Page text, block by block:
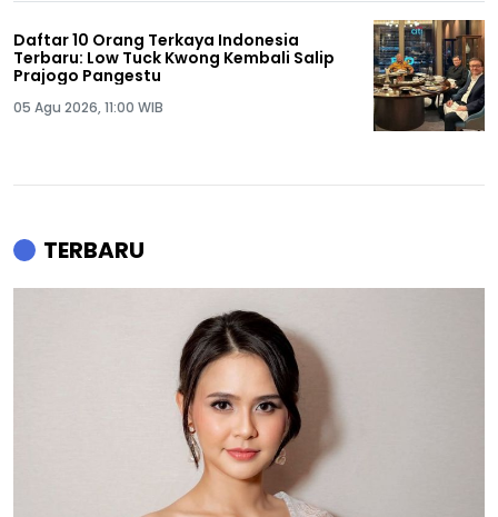
Daftar 10 Orang Terkaya Indonesia
Terbaru: Low Tuck Kwong Kembali Salip
Prajogo Pangestu
05 Agu 2026, 11:00 WIB
TERBARU